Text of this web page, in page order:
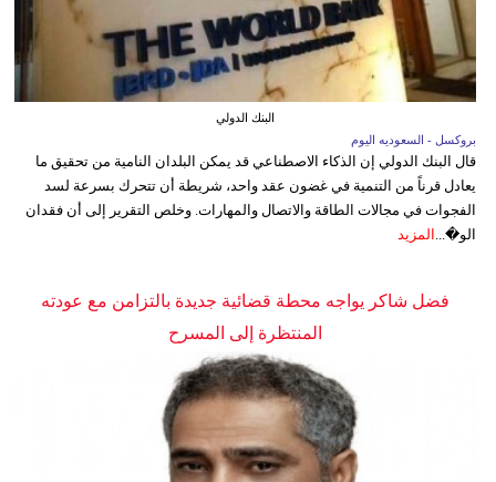
البنك الدولي
بروكسل - السعوديه اليوم
قال البنك الدولي إن الذكاء الاصطناعي قد يمكن البلدان النامية من تحقيق ما
يعادل قرناً من التنمية في غضون عقد واحد، شريطة أن تتحرك بسرعة لسد
الفجوات في مجالات الطاقة والاتصال والمهارات. وخلص التقرير إلى أن فقدان
الو�... المزيد
فضل شاكر يواجه محطة قضائية جديدة بالتزامن مع عودته
المنتظرة إلى المسرح